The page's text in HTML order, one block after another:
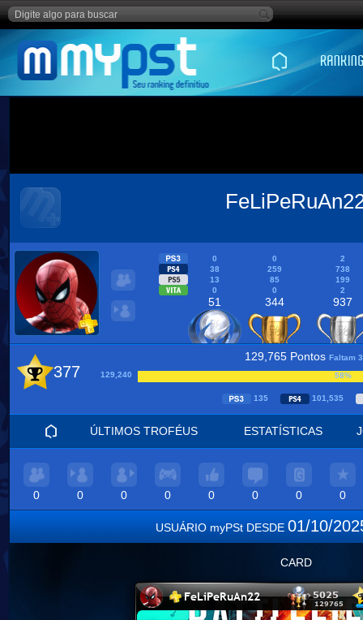
0 0
2
38
259
738
13
85
199
0
0 2
51 344 937
377
129,765 Pontos Faltam
129,240
58%
135 101,535
ÚLTIMOS TROFÉUS ESTATÍSTICAS
0 0 0 0 0 0 0 0
USUÁRIO myPSt DESDE 01/10/
CARD